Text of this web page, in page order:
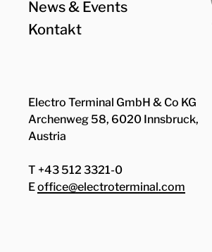
News & Events
Kontakt
Electro Terminal GmbH & Co KG
Archenweg 58, 6020 Innsbruck,
Austria
T +43 512 3321-0
Eoffice@electroterminal.com